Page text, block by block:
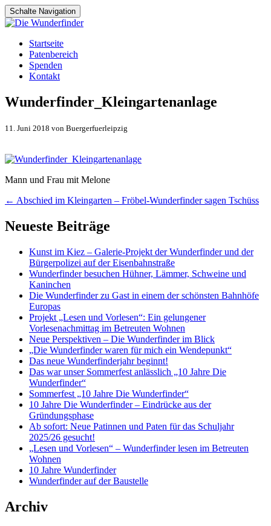
Schalte Navigation
Zum
Inhalt
springen
Startseite
Patenbereich
Spenden
Kontakt
Wunderfinder_Kleingartenanlage
11. Juni 2018 von Buergerfuerleipzig
Mann und Frau mit Melone
Artikel-
Navigation
← Abschied im Kleingarten – Fröbel-Wunderfinder sagen Tschüss
Neueste Beiträge
Kunst im Kiez – Galerie-Projekt der Wunderfinder und der
Bürgerpolizei auf der Eisenbahnstraße
Wunderfinder besuchen Hühner, Lämmer, Schweine und
Kaninchen
Die Wunderfinder zu Gast in einem der schönsten Bahnhöfe
Europas
Projekt „Lesen und Vorlesen“: Ein gelungener
Vorlesenachmittag im Betreuten Wohnen
Neue Perspektiven – Die Wunderfinder im Blick
„Die Wunderfinder waren für mich ein Wendepunkt“
Das neue Wunderfinderjahr beginnt!
Das war unser Sommerfest anlässlich „10 Jahre Die
Wunderfinder“
Sommerfest „10 Jahre Die Wunderfinder“
10 Jahre Die Wunderfinder – Eindrücke aus der
Gründungsphase
Ab sofort: Neue Patinnen und Paten für das Schuljahr
2025/26 gesucht!
„Lesen und Vorlesen“ – Wunderfinder lesen im Betreuten
Wohnen
10 Jahre Wunderfinder
Wunderfinder auf der Baustelle
Archiv